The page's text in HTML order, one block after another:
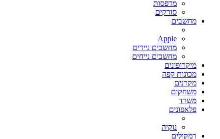
מדפסות
סורקים
מחשבים
Apple
מחשבים ניידים
מחשבים נייחים
מיקרופונים
מכונות קפה
מקרנים
משחקים
משרד
פלאפונים
נוקיה
רמקולים